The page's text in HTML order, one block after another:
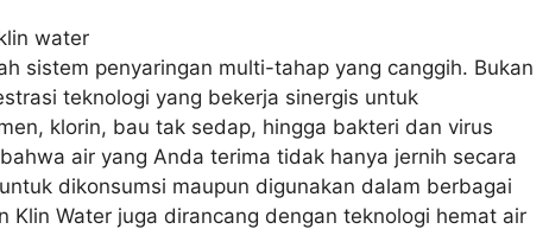
sistem penyaringan multi-tahap yang canggih. Bukan
teknologi yang bekerja sinergis untuk
klorin, bau tak sedap, hingga bakteri dan virus
air yang Anda terima tidak hanya jernih secara
dikonsumsi maupun digunakan dalam berbagai
Klin Water juga dirancang dengan teknologi hemat air